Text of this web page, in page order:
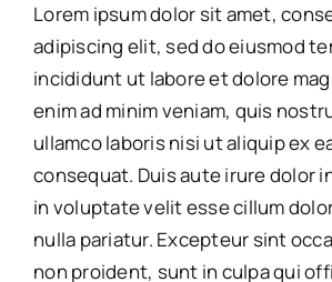
Lorem ipsum dolor sit amet,
adipiscing elit, sed do eiusmod
incididunt ut labore et dolore
enim ad minim veniam, quis
ullamco laboris nisi ut aliquip ex
consequat. Duis aute irure dolor
in voluptate velit esse cillum
nulla pariatur. Excepteur sint
non proident, sunt in culpa qui